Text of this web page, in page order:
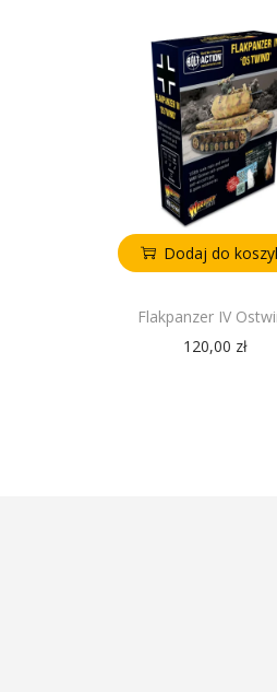
Dodaj do
Flakpanzer IV
120,00 zł